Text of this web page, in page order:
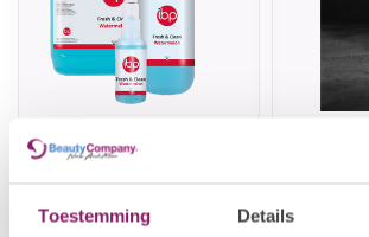
Toestemming Details
BEAUTY COMPANY
Fresh & Clean
€10,16 €8,13
Clean